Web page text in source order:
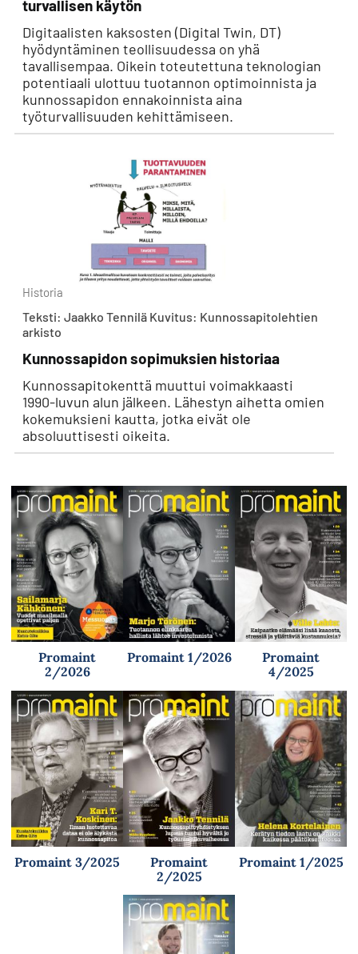
turvallisen käytön
Digitaalisten kaksosten (Digital Twin, DT)
hyödyntäminen teollisuudessa on yhä
tavallisempaa. Oikein toteutettuna teknologian
potentiaali ulottuu tuotannon optimoinnista ja
kunnossapidon ennakoinnista aina
työturvallisuuden kehittämiseen.
Historia
Teksti: Jaakko Tennilä Kuvitus: Kunnossapitolehtien
arkisto
Kunnossapidon sopimuksien historiaa
Kunnossapitokenttä muuttui voimakkaasti
1990-luvun alun jälkeen. Lähestyn aihetta omien
kokemuksieni kautta, jotka eivät ole
absoluuttisesti oikeita.
Promaint
2/2026
Promaint 1/2026
Promaint
4/2025
Promaint 3/2025
Promaint
2/2025
Promaint 1/2025